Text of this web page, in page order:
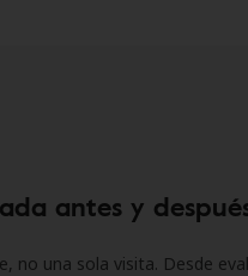
antes y
no una sola visita. Desde